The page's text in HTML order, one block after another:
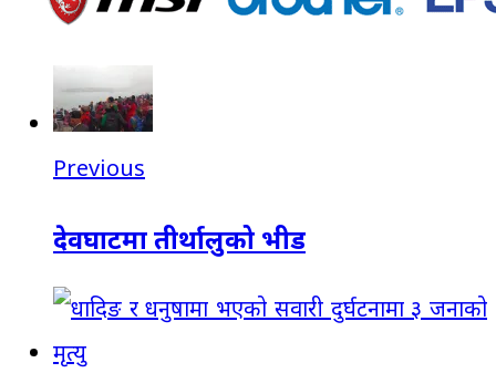
Previous
देवघाटमा तीर्थालुको भीड